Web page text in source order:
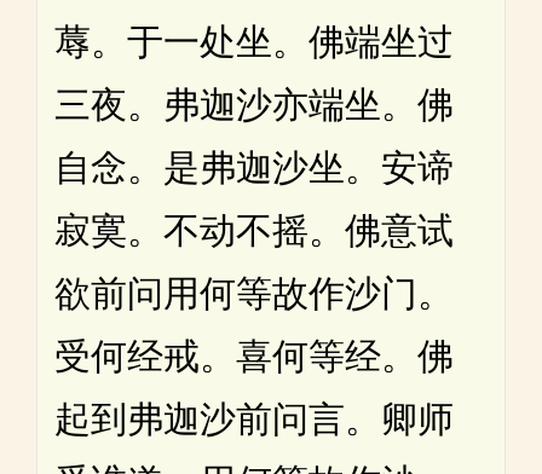
蓐。于一处坐。佛端坐过
三夜。弗迦沙亦端坐。佛
自念。是弗迦沙坐。安谛
寂寞。不动不摇。佛意试
欲前问用何等故作沙门。
受何经戒。喜何等经。佛
起到弗迦沙前问言。卿师